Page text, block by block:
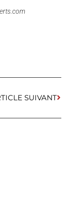
SUIVANT